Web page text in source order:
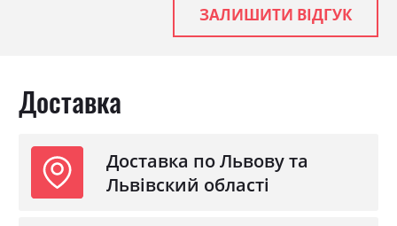
ЗАЛИШИТИ ВІДГУК
Доставка
Доставка по Львову та
Львівский області